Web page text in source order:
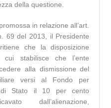
della questione.
in relazione all’art.
69 del 2013, il Presidente
che la disposizione
stabilisce che l’ente
alla dismissione del
versi al Fondo per
di Stato il 10 per cento
dall’alienazione,